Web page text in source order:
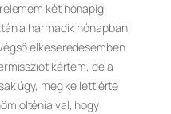
két hónapig
a harmadik hónapban
elkeseredésemben
kértem, de a
úgy, meg kellett érte
olténiaival, hogy